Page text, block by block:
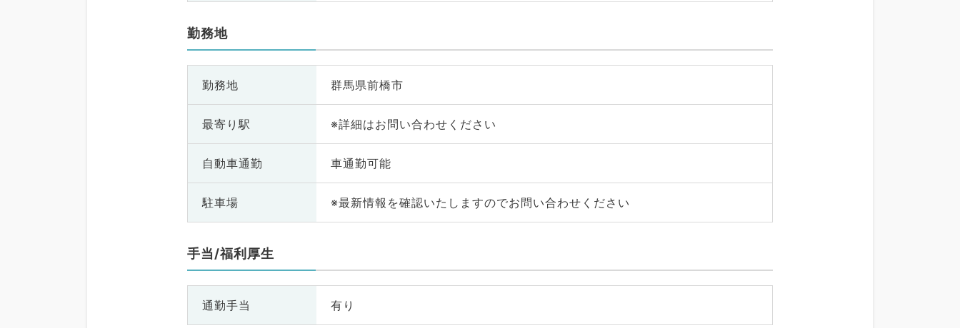
勤務地
勤務地 群馬県前橋市
最寄り駅 ※詳細はお問い合わせください
自動車通勤 車通勤可能
駐車場 ※最新情報を確認いたしますのでお問い合わせください
手当/福利厚生
通勤手当 有り